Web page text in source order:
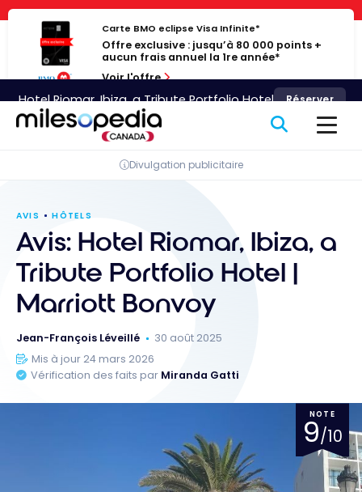
Panneau de gestion des cookies
Passer
contenu
Carte BMO eclipse Visa Infinite*
Offre exclusive : jusqu’à 80 000 points +
aucun frais annuel la 1re année*
Voir l'offre
Divulgation publicitaire
AVIS HÔTELS
Avis: Hotel Riomar, Ibiza, a
Tribute Portfolio Hotel |
Marriott Bonvoy
Jean-François Léveillé
30 août 2025
Mis à jour 24 mars 2026
Vérification des faits par Miranda Gatti
NOTE
9/10
Hotel Riomar, Ibiza, a Tribute Portfolio Hotel Réserver